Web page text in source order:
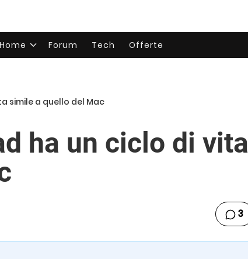
Forum Tech Offerte
simile a quello del Mac
ha un ciclo di vita
3